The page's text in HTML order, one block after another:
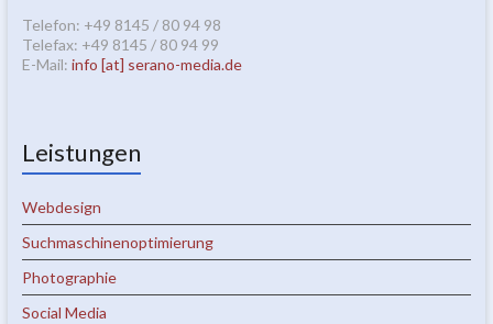
Telefon: +49 8145 / 80 94 98
Telefax: +49 8145 / 80 94 99
E-Mail: info [at] serano-media.de
Leistungen
Webdesign
Suchmaschinenoptimierung
Photographie
Social Media